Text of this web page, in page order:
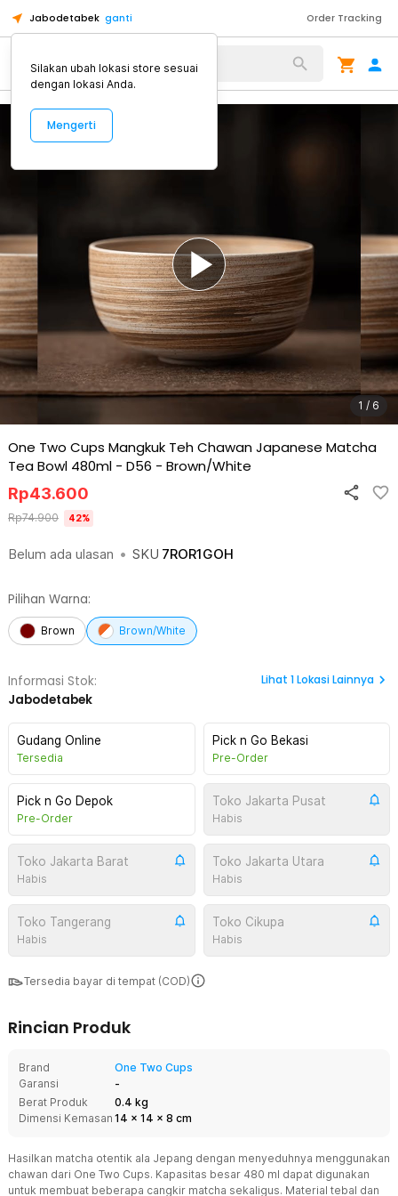
Jabodetabek ganti Order Tracking
Alat Kopi
1 / 6
One Two Cups Mangkuk Teh Chawan Japanese Matcha
Tea Bowl 480ml - D56 - Brown/White
Belum ada ulasan • SKU 7ROR1GOH
Rp43.600
Rp74.900 42%
Pilihan Warna:
Brown Brown/White
Informasi Stok:
Jabodetabek
Lihat 1Lokasi Lainnya
Gudang Online
Tersedia
Pick n Go Bekasi
Pre-Order
Pick n Go Depok
Pre-Order
Toko Jakarta Pusat
Habis
Toko Jakarta Barat
Habis
Toko Jakarta Utara
Habis
Toko Tangerang
Habis
Toko Cikupa
Habis
Tersedia bayar di tempat (COD)
Rincian Produk
Brand
One Two Cups
Garansi
-
Berat Produk
0.4 kg
Dimensi Kemasan 14 x 14 x 8 cm
Hasilkan matcha otentik ala Jepang dengan menyeduhnya menggunakan
chawan dari One Two Cups. Kapasitas besar 480 ml dapat digunakan
untuk membuat beberapa cangkir matcha sekaligus. Material tebal dan
Silakan ubah lokasi store sesuai
dengan lokasi Anda.
Mengerti